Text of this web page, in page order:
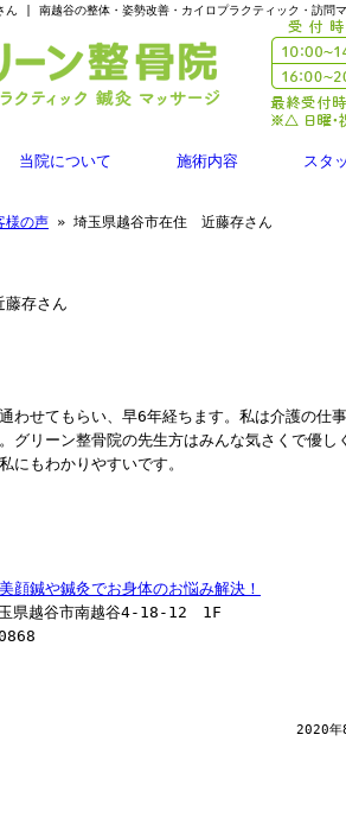
| 南越谷の整体・姿勢改善・カイロプラクティック・訪問マ
当院について 施術内容 スタ
様の声 » 埼玉県越谷市在住 近藤存さん
存さん
わせてもらい、早6年経ちます。私は介護の仕
グリーン整骨院の先生方はみんな気さくで優
にもわかりやすいです。
顔鍼や鍼灸でお身体のお悩み解決！
県越谷市南越谷4-18-12 1F
2020